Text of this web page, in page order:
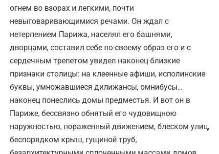
огнем во взорах и легкими, почти
невыговаривающимися речами. Он ждал с
нетерпением Парижа, населял его башнями,
дворцами, составил себе по-своему образ его и с
сердечным трепетом увидел наконец близкие
признаки столицы: на клеенные афиши, исполинские
буквы, умножавшиеся дилижансы, омнибусы…
наконец понеслись домы предместья. И вот он в
Париже, бессвязно обнятый его чудовищною
наружностью, пораженный движением, блеском улиц,
беспорядком крыш, гущиной труб,